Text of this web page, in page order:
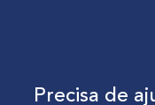
Precisa de